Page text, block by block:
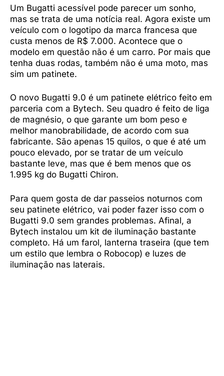
Um Bugatti acessível pode parecer um sonho,
mas se trata de uma notícia real. Agora existe um
veículo com o logotipo da marca francesa que
custa menos de R$ 7.000. Acontece que o
modelo em questão não é um carro. Por mais que
tenha duas rodas, também não é uma moto, mas
sim um patinete.
O novo Bugatti 9.0 é um patinete elétrico feito em
parceria com a Bytech. Seu quadro é feito de liga
de magnésio, o que garante um bom peso e
melhor manobrabilidade, de acordo com sua
fabricante. São apenas 15 quilos, o que é até um
pouco elevado, por se tratar de um veículo
bastante leve, mas que é bem menos que os
1.995 kg do Bugatti Chiron.
Para quem gosta de dar passeios noturnos com
seu patinete elétrico, vai poder fazer isso com o
Bugatti 9.0 sem grandes problemas. Afinal, a
Bytech instalou um kit de iluminação bastante
completo. Há um farol, lanterna traseira (que tem
um estilo que lembra o Robocop) e luzes de
iluminação nas laterais.